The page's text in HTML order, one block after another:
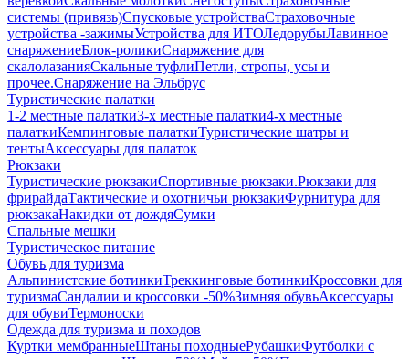
системы (привязь)Спусковые устройстваСтраховочные
устройства -зажимыУстройства для ИТОЛедорубыЛавинное
снаряжениеБлок-роликиСнаряжение для
скалолазанияСкальные туфлиПетли, стропы, усы и
прочее.Снаряжение на Эльбрус
Туристические палатки
1-2 местные палатки3-х местные палатки4-х местные
палаткиКемпинговые палаткиТуристические шатры и
тентыАксессуары для палаток
Рюкзаки
Туристические рюкзакиСпортивные рюкзаки.Рюкзаки для
фрирайдаТактические и охотничьи рюкзакиФурнитура для
рюкзакаНакидки от дождяСумки
Спальные мешки
Туристическое питание
Обувь для туризма
Альпинистские ботинкиТреккинговые ботинкиКроссовки для
туризмаСандалии и кроссовки -50%Зимняя обувьАксессуары
для обувиТермоноски
Одежда для туризма и походов
Куртки мембранныеШтаны походныеРубашкиФутболки с